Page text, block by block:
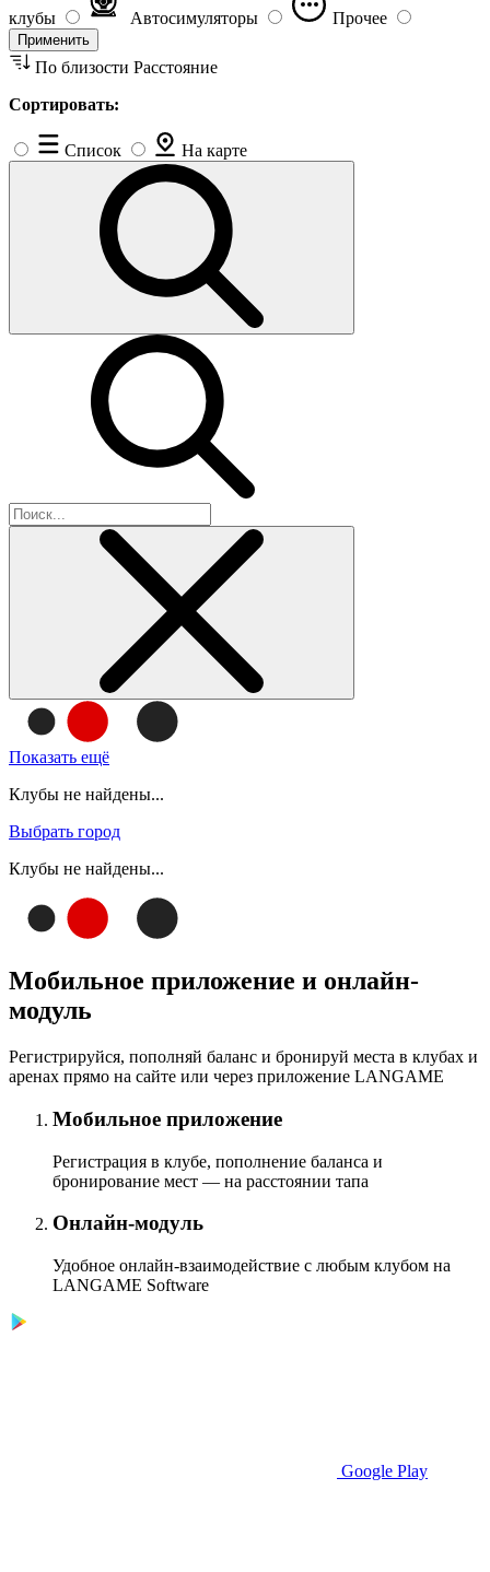
клубы Автосимуляторы Прочее
Применить
По близости Расстояние
Сортировать:
Список На карте
Показать ещё
Клубы не найдены...
Выбрать город
Клубы не найдены...
Мобильное приложение и онлайн-
модуль
Регистрируйся, пополняй баланс и бронируй места в клубах и
аренах прямо на сайте или через приложение LANGAME
Мобильное приложение
Регистрация в клубе, пополнение баланса и
бронирование мест — на расстоянии тапа
Онлайн-модуль
Удобное онлайн-взаимодействие с любым клубом на
LANGAME Software
Google Play